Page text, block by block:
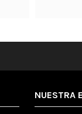
NUESTRA